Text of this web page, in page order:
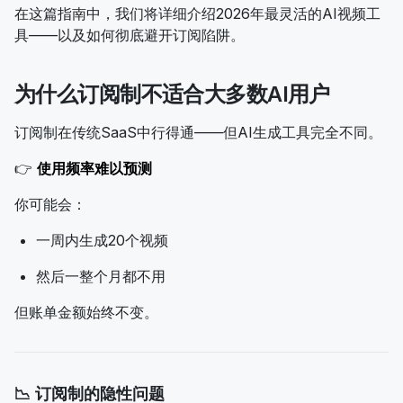
在这篇指南中，我们将详细介绍2026年最灵活的AI视频工
具——以及如何彻底避开订阅陷阱。
为什么订阅制不适合大多数AI用户
订阅制在传统SaaS中行得通——但AI生成工具完全不同。
👉 使用频率难以预测
你可能会：
一周内生成20个视频
然后一整个月都不用
但账单金额始终不变。
📉 订阅制的隐性问题